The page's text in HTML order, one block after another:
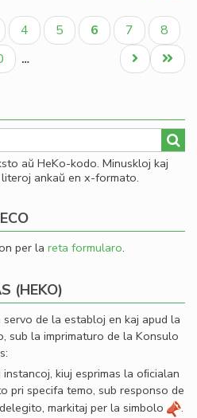
la
Paĝo
4 Paĝo
5
Aktuala
paĝo
6 Paĝo
7 Paĝo
8
…
Last
page
Next
page
aŭ HeKo-kodo. Minuskloj kaj
ankaŭ en x-formato.
per la reta formularo.
(HEKO)
de la establoj en kaj apud la
sub la imprimaturo de la Konsulo
kiuj esprimas la oﬁcialan
pri specifa temo, sub responso de
markitaj per la simbolo
.